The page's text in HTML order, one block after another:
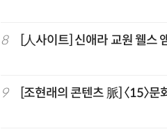
8 [人사이트] 신애라 교원 웰스
9 [조현래의 콘텐츠 脈] 〈15〉